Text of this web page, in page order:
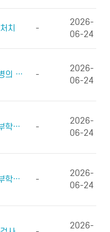
처치 -
2026-
06-24
질병의 형태학 -
2026-
06-24
해부학적부위 (신체구조) -
2026-
06-24
해부학적부위 (신체구조) -
2026-
06-24
2026-